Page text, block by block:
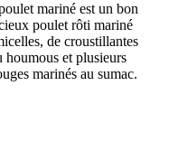
mariné est un bon
poulet rôti mariné
de croustillantes
houmous et plusieurs
marinés au sumac.